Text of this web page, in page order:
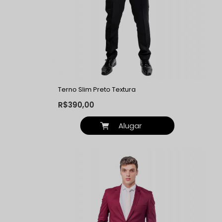
Terno Slim Preto Textura
R$390,00
Alugar